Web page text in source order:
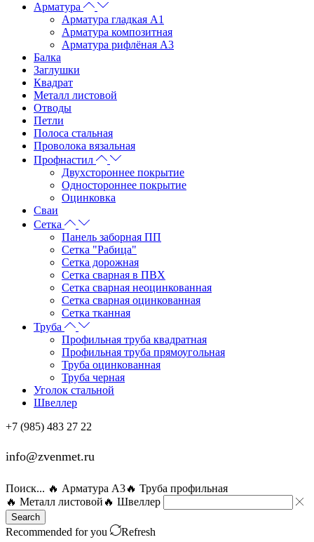
Арматура
Арматура гладкая А1
Арматура композитная
Арматура рифлёная А3
Балка
Заглушки
Квадрат
Металл листовой
Отводы
Петли
Полоса стальная
Проволока вязальная
Профнастил
Двухстороннее покрытие
Одностороннее покрытие
Оцинковка
Сваи
Сетка
Панель заборная ПП
Сетка "Рабица"
Сетка дорожная
Сетка сварная в ПВХ
Сетка сварная неоцинкованная
Сетка сварная оцинкованная
Сетка тканная
Труба
Профильная труба квадратная
Профильная труба прямоугольная
Труба оцинкованная
Труба черная
Уголок стальной
Швеллер
+7 (985) 483 27 22
info@zvenmet.ru
Поиск... 🔥 Арматура А3🔥 Труба профильная
🔥 Металл листовой 🔥 Швеллер
Search
Recommended for you
Refresh